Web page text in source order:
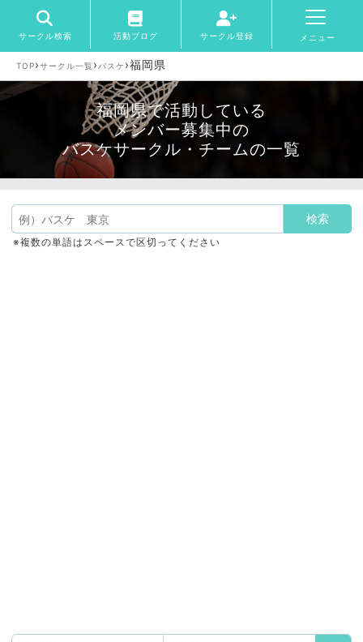
サークル検索 活動ブログ サークル登録 メニュー
TOP›サークル一覧 › バスケ ›福岡県
福岡県で活動している
メンバー募集中の
バスケサークル・チームの一覧
※複数の単語はスペースで区切ってください